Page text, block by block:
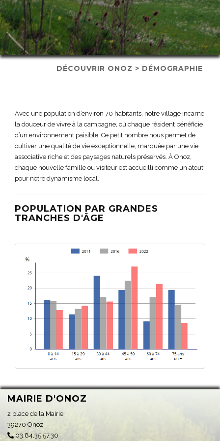
DÉCOUVRIR ONOZ > DÉMOGRAPHIE
Avec une population d’environ 70 habitants, notre village incarne
la douceur de vivre à la campagne, où chaque résident bénéficie
d’un environnement paisible. Ce petit nombre nous permet de
cultiver une qualité de vie exceptionnelle, marquée par une vie
associative riche et des paysages naturels préservés. À Onoz,
chaque nouvelle famille ou visiteur est accueilli comme un atout
pour notre dynamisme local.
POPULATION PAR GRANDES
TRANCHES D'ÂGE
MAIRIE D'ONOZ
2 place de la Mairie
39270 Onoz
03.84.35.57.30